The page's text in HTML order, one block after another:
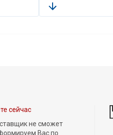
сейчас
не сможет
Вас по